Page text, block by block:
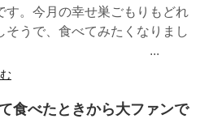
す。今月の幸せ巣ごもりもどれ
そうで、食べてみたくなりまし
。 ...
食べたときから大ファンで